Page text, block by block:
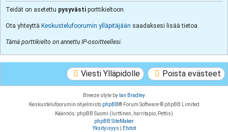
Teidät on asetettu pysyvästi porttikieltoon.
Ota yhteyttä Keskustelufoorumin ylläpitäjään saadaksesi lisää tietoa.
Tämä porttikielto on annettu IP-osoitteellesi.
Poista evästeet
Viesti Ylläpidolle
Breeze style by Ian Bradley
Keskustelufoorumin ohjelmisto phpBB® Forum Software © phpBB Limited
Käännös: phpBB Suomi (lurttinen, harritapio, Pettis)
phpBB SiteMaker
Yksityisyys
Ehdot